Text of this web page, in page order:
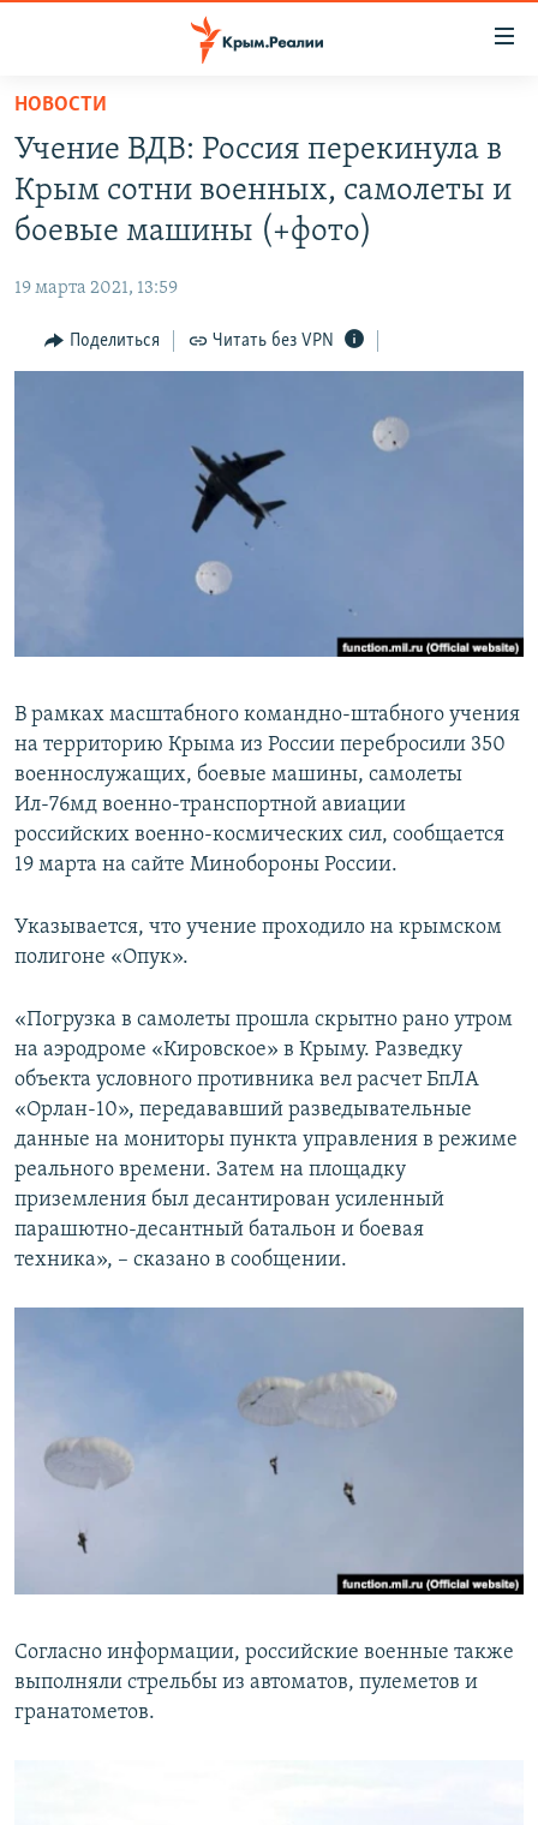
Вернуться
основному
содержанию
Вернутся
главной
навигации
Вернутся
СПЕЦПРОЕКТЫ
11 ЛЕТ ОККУПАЦИИ КРЫМА. 11 ИСТОРИЙ СОПРОТИВЛЕНИЯ
ВОДА
ЕЩЕ
ИНТЕРАКТИВ
СОВЕТЫ ПРАВОЗАЩИТНИКОВ
ПРОПАВШИЕ БЕЗ ВЕСТИ
ПОБЕДИТЕЛЕЙ НЕ СУДЯТ?
РАДІО СВОБОДА
Все сайты RFE/RL
НОВОСТИ
Учение ВДВ: Россия перекинула в
Крым сотни военных, самолеты и
боевые машины (+фото)
19 марта 2021, 13:59
Поделиться Читать без VPN
В рамках масштабного командно-штабного учения
на территорию Крыма из России перебросили 350
военнослужащих, боевые машины, самолеты
Ил-76мд военно-транспортной авиации
российских военно-космических сил, сообщается
19 марта на сайте Минобороны России.
Указывается, что учение проходило на крымском
полигоне «Опук».
«Погрузка в самолеты прошла скрытно рано утром
на аэродроме «Кировское» в Крыму. Разведку
объекта условного противника вел расчет БпЛА
«Орлан-10», передававший разведывательные
данные на мониторы пункта управления в режиме
реального времени. Затем на площадку
приземления был десантирован усиленный
парашютно-десантный батальон и боевая
техника», – сказано в сообщении.
Согласно информации, российские военные также
выполняли стрельбы из автоматов, пулеметов и
гранатометов.